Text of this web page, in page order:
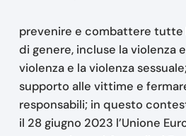
prevenire e combattere tutte
di genere, incluse la violenza
violenza e la violenza
supporto alle vittime e
responsabili; in questo
il 28 giugno 2023 l’Unione